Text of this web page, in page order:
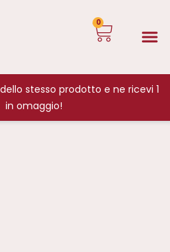
0
stesso prodotto e ne ricevi 1
in omaggio!